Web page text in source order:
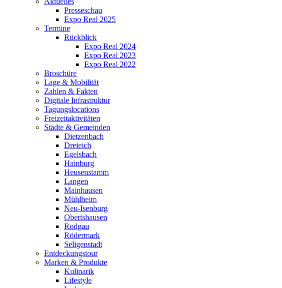
Presseschau
Expo Real 2025
Termine
Rückblick
Expo Real 2024
Expo Real 2023
Expo Real 2022
Broschüre
Lage & Mobilität
Zahlen & Fakten
Digitale Infrastruktur
Tagungslocations
Freizeitaktivitäten
Städte & Gemeinden
Dietzenbach
Dreieich
Egelsbach
Hainburg
Heusenstamm
Langen
Mainhausen
Mühlheim
Neu-Isenburg
Obertshausen
Rodgau
Rödermark
Seligenstadt
Entdeckungstour
Marken & Produkte
Kulinarik
Lifestyle